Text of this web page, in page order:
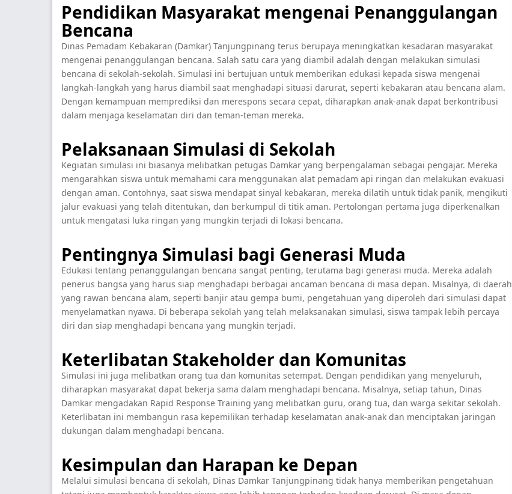
Pendidikan Masyarakat mengenai Penanggulangan
Bencana
Dinas Pemadam Kebakaran (Damkar) Tanjungpinang terus berupaya meningkatkan kesadaran masyarakat
mengenai penanggulangan bencana. Salah satu cara yang diambil adalah dengan melakukan simulasi
bencana di sekolah-sekolah. Simulasi ini bertujuan untuk memberikan edukasi kepada siswa mengenai
langkah-langkah yang harus diambil saat menghadapi situasi darurat, seperti kebakaran atau bencana alam.
Dengan kemampuan memprediksi dan merespons secara cepat, diharapkan anak-anak dapat berkontribusi
dalam menjaga keselamatan diri dan teman-teman mereka.
Pelaksanaan Simulasi di Sekolah
Kegiatan simulasi ini biasanya melibatkan petugas Damkar yang berpengalaman sebagai pengajar. Mereka
mengarahkan siswa untuk memahami cara menggunakan alat pemadam api ringan dan melakukan evakuasi
dengan aman. Contohnya, saat siswa mendapat sinyal kebakaran, mereka dilatih untuk tidak panik, mengikuti
jalur evakuasi yang telah ditentukan, dan berkumpul di titik aman. Pertolongan pertama juga diperkenalkan
untuk mengatasi luka ringan yang mungkin terjadi di lokasi bencana.
Pentingnya Simulasi bagi Generasi Muda
Edukasi tentang penanggulangan bencana sangat penting, terutama bagi generasi muda. Mereka adalah
penerus bangsa yang harus siap menghadapi berbagai ancaman bencana di masa depan. Misalnya, di daerah
yang rawan bencana alam, seperti banjir atau gempa bumi, pengetahuan yang diperoleh dari simulasi dapat
menyelamatkan nyawa. Di beberapa sekolah yang telah melaksanakan simulasi, siswa tampak lebih percaya
diri dan siap menghadapi bencana yang mungkin terjadi.
Keterlibatan Stakeholder dan Komunitas
Simulasi ini juga melibatkan orang tua dan komunitas setempat. Dengan pendidikan yang menyeluruh,
diharapkan masyarakat dapat bekerja sama dalam menghadapi bencana. Misalnya, setiap tahun, Dinas
Damkar mengadakan Rapid Response Training yang melibatkan guru, orang tua, dan warga sekitar sekolah.
Keterlibatan ini membangun rasa kepemilikan terhadap keselamatan anak-anak dan menciptakan jaringan
dukungan dalam menghadapi bencana.
Kesimpulan dan Harapan ke Depan
Melalui simulasi bencana di sekolah, Dinas Damkar Tanjungpinang tidak hanya memberikan pengetahuan